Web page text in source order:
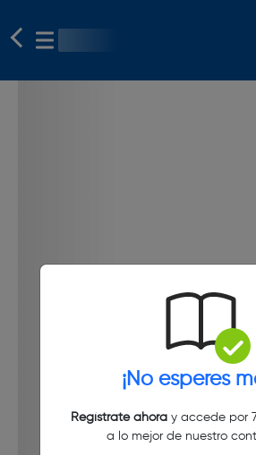
¡No esperes
Regístrate ahoray accede por
a lo mejor de nuestro